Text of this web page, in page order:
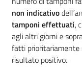
non indicativo
tamponi effettuati,
agli altri giorni e
fatti prioritariamente
risultato positivo.